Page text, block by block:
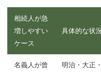
相続人が急
増しやすい
ケース
具体的な状況
名義人が曾
明治・大正